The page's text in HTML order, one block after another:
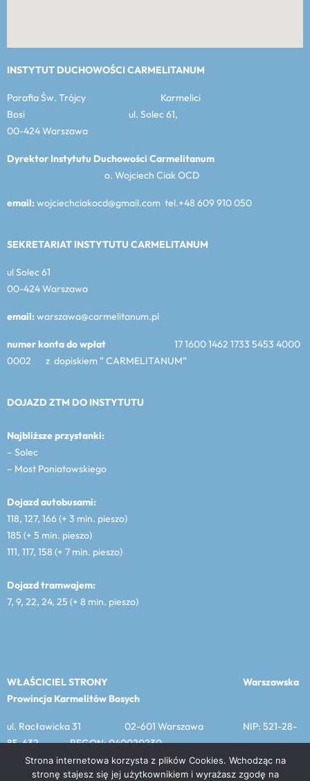
INSTYTUT DUCHOWOŚCI CARMELITANUM
Parafia Św. Trójcy Karmelici
Bosi ul. Solec 61,
00-424 Warszawa
Dyrektor Instytutu Duchowości Carmelitanum
o. Wojciech Ciak OCD
email:wojciechciakocd@gmail.com tel.+48 609 910 050
SEKRETARIAT INSTYTUTU CARMELITANUM
ul Solec 61
00-424 Warszawa
email:warszawa@carmelitanum.pl
numer konta do wpłat 17 1600 1462 1733 5453 4000
0002 z dopiskiem ” CARMELITANUM”
DOJAZD ZTM DO INSTYTUTU
Najbliższe przystanki:
– Solec
– Most Poniatowskiego
Dojazd autobusami:
118, 127, 166 (+ 3 min. pieszo)
185 (+ 5 min. pieszo)
111, 117, 158 (+ 7 min. pieszo)
Dojazd tramwajem:
7, 9, 22, 24, 25 (+ 8 min. pieszo)
WŁAŚCICIEL STRONY Warszawska
Prowincja Karmelitów Bosych
ul. Racławicka 31 02-601 Warszawa NIP: 521-28-
85-632 REGON: 040020230
Strona internetowa korzysta z plików Cookies. Wchodząc na
stronę stajesz się jej użytkownikiem i wyrażasz zgodę na